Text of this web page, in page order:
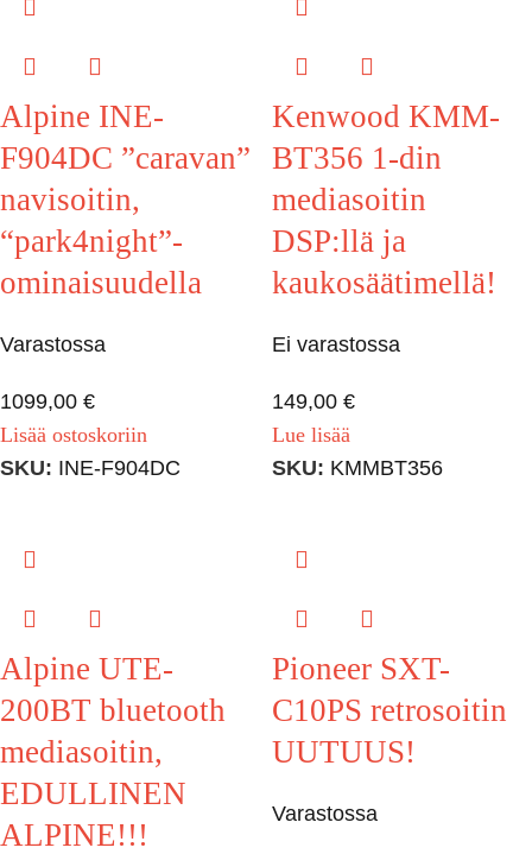
Alpine INE-
F904DC ”caravan”
navisoitin,
“park4night”-
ominaisuudella
Varastossa
1099,00 €
Lisää ostoskoriin
SKU: INE-F904DC
Kenwood KMM-
BT356 1-din
mediasoitin
DSP:llä ja
kaukosäätimellä!
Ei varastossa
149,00 €
Lue lisää
SKU: KMMBT356
Alpine UTE-
200BT bluetooth
mediasoitin,
EDULLINEN
ALPINE!!!
Pioneer SXT-
C10PS retrosoitin
UUTUUS!
Varastossa